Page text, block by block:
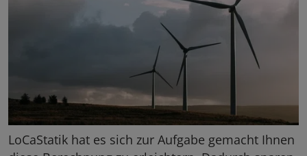
LoCaStatik hat es sich zur Aufgabe gemacht Ihnen